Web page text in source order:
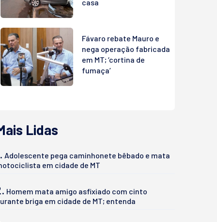
casa
Fávaro rebate Mauro e
nega operação fabricada
em MT; ‘cortina de
fumaça’
Lidas
Adolescente pega caminhonete bêbado e mata
em cidade de MT
Homem mata amigo asfixiado com cinto
briga em cidade de MT; entenda